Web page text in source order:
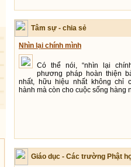
Tâm sự - chia sẻ
Nhìn lại chính mình
Có thể nói, “nhìn lại
phương pháp hoàn thiện
nhất, hữu hiệu nhất không chỉ
hành mà còn cho cuộc sống hàng
Giáo dục - Các trường Phật